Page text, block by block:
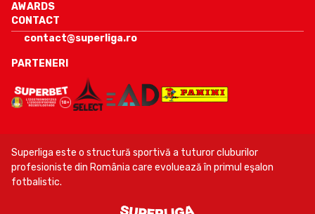
AWARDS
CONTACT
contact@superliga.ro
PARTENERI
Superliga este o structură sportivă a tuturor cluburilor
profesioniste din România care evoluează în primul eşalon
fotbalistic.